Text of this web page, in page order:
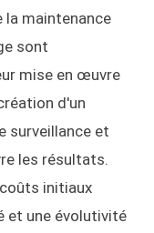
la maintenance
sont
mise en œuvre
d'un
surveillance et
les résultats.
initiaux
et une évolutivité